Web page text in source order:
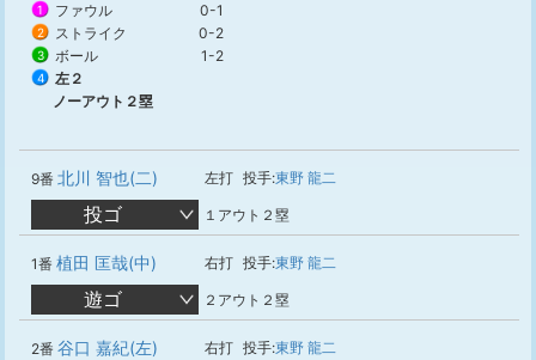
1 ファウル 0-1
2 ストライク 0-2
3 ボール 1-2
4
左２
ノーアウト２塁
9番 北川 智也(二) 左打 投手:東野 龍二
投ゴ １アウト２塁
1番 植田 匡哉(中) 右打 投手:東野 龍二
遊ゴ ２アウト２塁
2番 谷口 嘉紀(左) 右打 投手:東野 龍二